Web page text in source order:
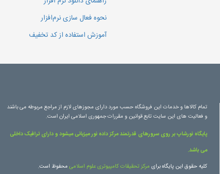
نحوه فعال سازی نرم‌افزار
آموزش استفاده از کد تخفیف
تمام کالاها و خدمات این فروشگاه حسب مورد دارای مجوزهای لازم از مراجع مربوطه می باشند
و فعالیت های این سایت تابع قوانین و مقررات جمهوری اسلامی ایران است.
پایگاه نورشاپ بر روی سرورهای قدرتمند مرکز داده نور میزبانی میشود و دارای ترافیک داخلی
می باشد.
کلیه حقوق این پایگاه برای مرکز تحقیقات کامپیوتری علوم اسلامی محفوظ است.